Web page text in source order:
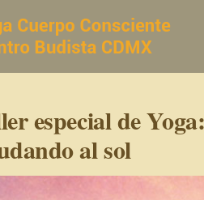
especial de
al sol